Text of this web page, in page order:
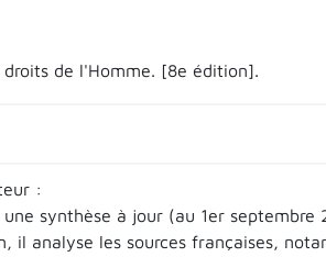
de l'Homme. [8e édition].
:
synthèse à jour (au 1er
il analyse les sources françaises,